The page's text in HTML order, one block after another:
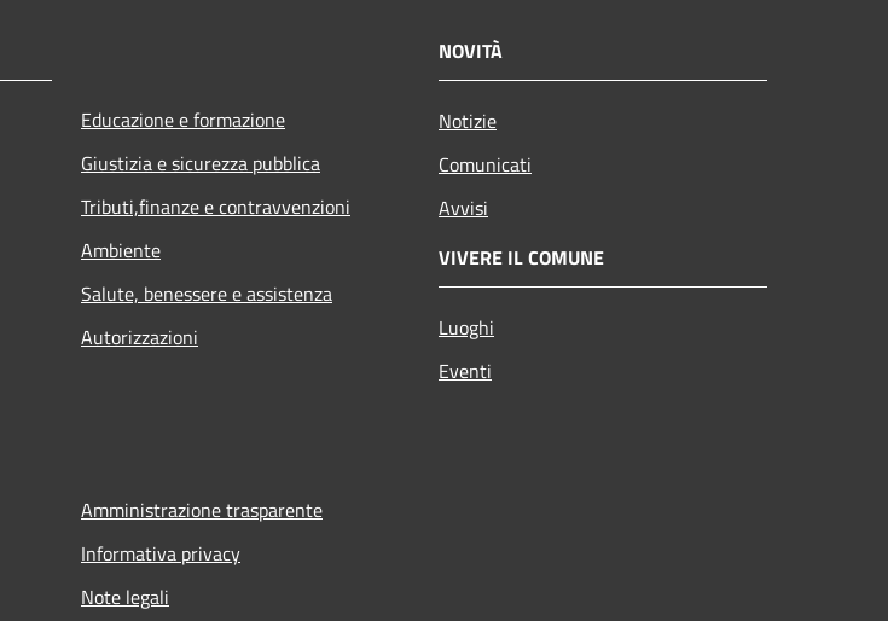
Educazione e formazione
Giustizia e sicurezza pubblica
Tributi,finanze e contravvenzioni
Ambiente
Salute, benessere e assistenza
Autorizzazioni
NOVITÀ
Notizie
Comunicati
Avvisi
VIVERE IL COMUNE
Luoghi
Eventi
Amministrazione trasparente
Informativa privacy
Note legali